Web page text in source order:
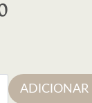
ADICIONAR